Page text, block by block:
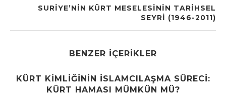
SURIYE’NIN KÜRT MESELESININ TARIHSEL
SEYRI (1946-2011)
BENZER İÇERIKLER
KÜRT KIMLIĞININ İSLAMCILAŞMA SÜRECI:
KÜRT HAMASI MÜMKÜN MÜ?